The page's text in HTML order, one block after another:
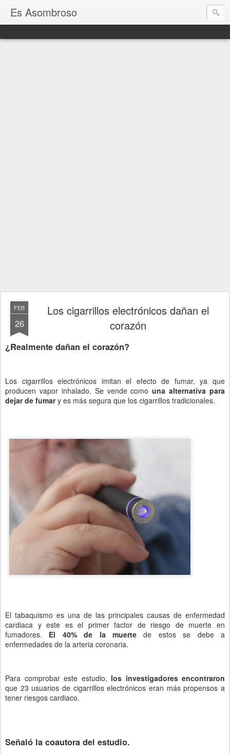
Es Asombroso
FEB
26
Los cigarrillos electrónicos dañan el
corazón
¿Realmente dañan el corazón?
Los cigarrillos electrónicos imitan el efecto de fumar, ya que
producen vapor inhalado. Se vende comouna alternativa para
dejar de fumary es más segura que los cigarrillos tradicionales.
El tabaquismo es una de las principales causas de enfermedad
cardiaca y este es el primer factor de riesgo de muerte en
fumadores. El 40% de la muerte de estos se debe a
enfermedades de la arteria coronaria.
Para comprobar este estudio, los investigadores encontraron
que 23 usuarios de cigarrillos electrónicos eran más propensos a
tener riesgos cardiaco.
Señaló la coautora del estudio.